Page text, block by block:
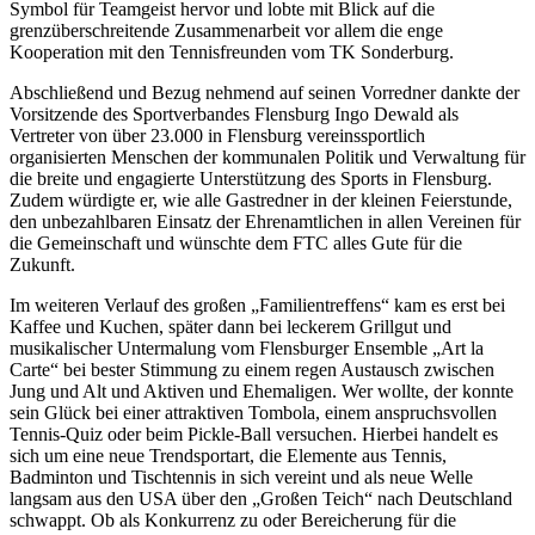
Symbol für Teamgeist hervor und lobte mit Blick auf die
grenzüberschreitende Zusammenarbeit vor allem die enge
Kooperation mit den Tennisfreunden vom TK Sonderburg.
Abschließend und Bezug nehmend auf seinen Vorredner dankte der
Vorsitzende des Sportverbandes Flensburg Ingo Dewald als
Vertreter von über 23.000 in Flensburg vereinssportlich
organisierten Menschen der kommunalen Politik und Verwaltung für
die breite und engagierte Unterstützung des Sports in Flensburg.
Zudem würdigte er, wie alle Gastredner in der kleinen Feierstunde,
den unbezahlbaren Einsatz der Ehrenamtlichen in allen Vereinen für
die Gemeinschaft und wünschte dem FTC alles Gute für die
Zukunft.
Im weiteren Verlauf des großen „Familientreffens“ kam es erst bei
Kaffee und Kuchen, später dann bei leckerem Grillgut und
musikalischer Untermalung vom Flensburger Ensemble „Art la
Carte“ bei bester Stimmung zu einem regen Austausch zwischen
Jung und Alt und Aktiven und Ehemaligen. Wer wollte, der konnte
sein Glück bei einer attraktiven Tombola, einem anspruchsvollen
Tennis-Quiz oder beim Pickle-Ball versuchen. Hierbei handelt es
sich um eine neue Trendsportart, die Elemente aus Tennis,
Badminton und Tischtennis in sich vereint und als neue Welle
langsam aus den USA über den „Großen Teich“ nach Deutschland
schwappt. Ob als Konkurrenz zu oder Bereicherung für die